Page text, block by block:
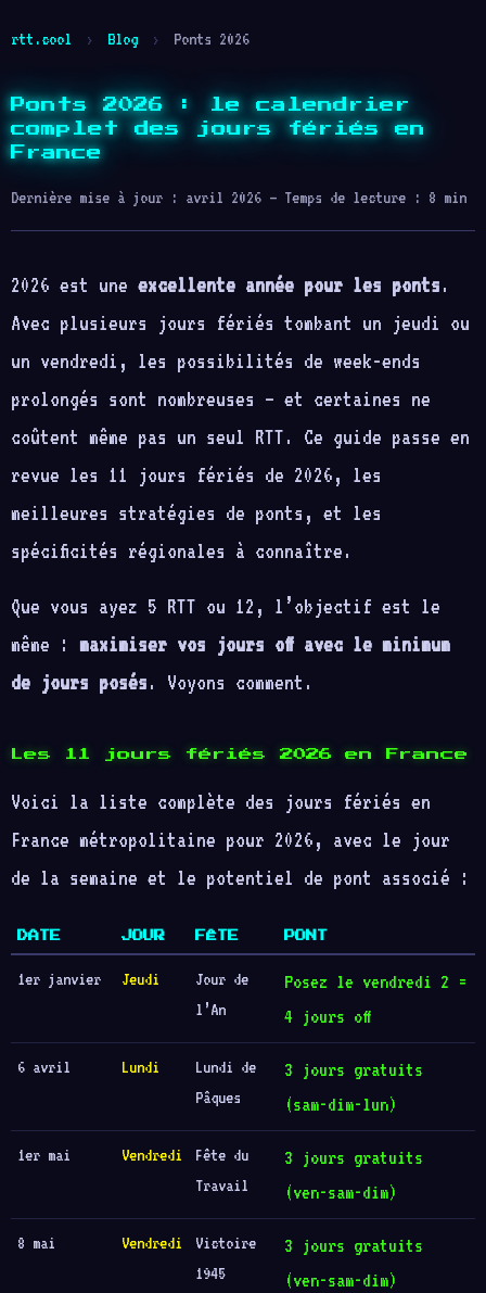
rtt.cool › Blog › Ponts 2026
Ponts 2026 : le calendrier
complet des jours fériés en
France
Dernière mise à jour : avril 2026 — Temps de lecture : 8 min
2026 est une excellente année pour les ponts.
Avec plusieurs jours fériés tombant un jeudi ou
un vendredi, les possibilités de week-ends
prolongés sont nombreuses — et certaines ne
coûtent même pas un seul RTT. Ce guide passe en
revue les 11 jours fériés de 2026, les
meilleures stratégies de ponts, et les
spécificités régionales à connaître.
Que vous ayez 5 RTT ou 12, l’objectif est le
même : maximiser vos jours off avec le minimum
de jours posés. Voyons comment.
Les 11 jours fériés 2026 en France
Voici la liste complète des jours fériés en
France métropolitaine pour 2026, avec le jour
de la semaine et le potentiel de pont associé :
DATE JOUR FÊTE PONT
1er janvier Jeudi
Jour de
l’An
Posez le vendredi 2 =
4 jours off
6 avril Lundi
Lundi de
Pâques
3 jours gratuits
(sam-dim-lun)
1er mai Vendredi
Fête du
Travail
3 jours gratuits
(ven-sam-dim)
8 mai Vendredi
Victoire
1945
3 jours gratuits
(ven-sam-dim)